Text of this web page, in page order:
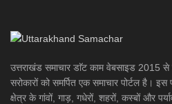
उत्तराखंड समाचार डाॅट काम वेबसाइड 2015 से
सरोकारों को समर्पित एक समाचार पोर्टल है।
क्षेत्र के गांवों, गाड़, गधेरों, शहरों, कस्बों और